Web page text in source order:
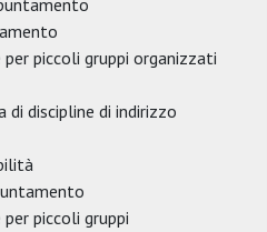
piccoli gruppi organizzati
di discipline di indirizzo
piccoli gruppi